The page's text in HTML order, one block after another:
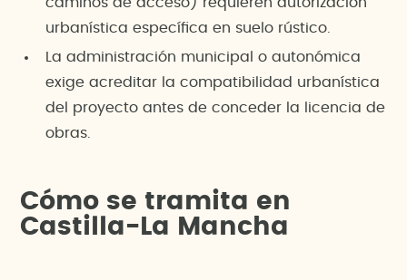
urbanística específica en suelo rústico.
La administración municipal o autonómica
exige acreditar la compatibilidad urbanística
del proyecto antes de conceder la licencia de
obras.
Cómo se tramita en
Castilla-La Mancha